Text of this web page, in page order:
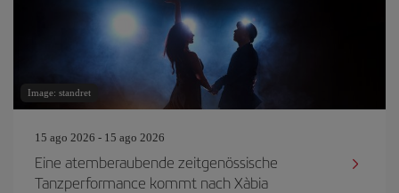
Image: standret
15 ago 2026 - 15 ago 2026
Eine atemberaubende zeitgenössische
Tanzperformance kommt nach Xàbia